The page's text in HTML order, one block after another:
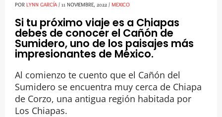
POR LYNN GARCÍA / 11 NOVIEMBRE, 2022 / MEXICO
Si tu próximo viaje es a Chiapas
debes de conocer el Cañón de
Sumidero, uno de los paisajes más
impresionantes de México.
Al comienzo te cuento que el Cañón del
Sumidero se encuentra muy cerca de Chiapa
de Corzo, una antigua región habitada por
Los Chiapas.